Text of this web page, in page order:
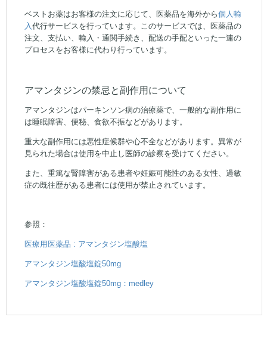
ベストお薬はお客様の注文に応じて、医薬品を海外から個人輸
入代行サービスを行っています。このサービスでは、医薬品の
注文、支払い、輸入・通関手続き、配送の手配といった一連の
プロセスをお客様に代わり行っています。
アマンタジンの禁忌と副作用について
アマンタジンはパーキンソン病の治療薬で、一般的な副作用に
は睡眠障害、便秘、食欲不振などがあります。
重大な副作用には悪性症候群や心不全などがあります。異常が
見られた場合は使用を中止し医師の診察を受けてください。
また、重篤な腎障害がある患者や妊娠可能性のある女性、過敏
症の既往歴がある患者には使用が禁止されています。
参照：
医療用医薬品 : アマンタジン塩酸塩
アマンタジン塩酸塩錠50mg
アマンタジン塩酸塩錠50mg：medley